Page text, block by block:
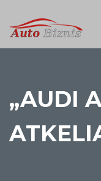
„AUDI